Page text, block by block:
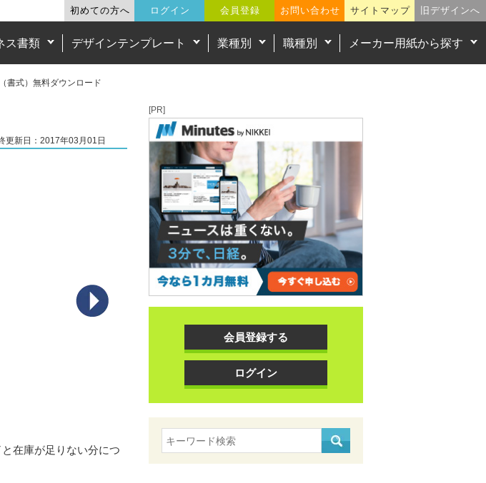
初めての方へ ログイン 会員登録 お問い合わせ サイトマップ 旧デザインへ
ス書類 デザインテンプレート 業種別 職種別 メーカー用紙から探す
書式）無料ダウンロード
更新日：2017年03月01日
在庫が足りない分につ
[PR]
会員登録する
ログイン